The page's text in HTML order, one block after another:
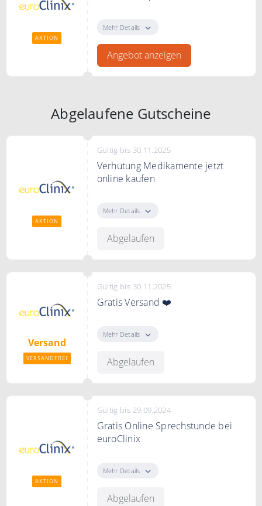
AKTION
Online Rezept jetzt bei euroClinix
Mehr Details
Angebot anzeigen
Abgelaufene Gutscheine
AKTION
Gültig bis 30.11.2025
Verhütung Medikamente jetzt
online kaufen
euroClinix jetzt online kaufen.
Mehr Details
Abgelaufen
Versand
VERSANDFREI
Gültig bis 30.11.2025
Gratis Versand ❤️
Mehr Details
Abgelaufen
AKTION
Gültig bis 29.09.2024
Gratis Online Sprechstunde bei
euroClinix
euroClinix
Mehr Details
Abgelaufen